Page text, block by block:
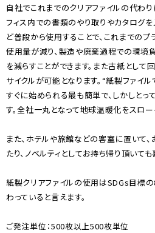
自社でこれまでのクリアファイルの代わ
フィス内での書類のやり取りやカタログ
ど普段から使用することで、これまでのプ
使用量が減り、製造や廃棄過程での環境
を減らすことができます。また古紙として
サイクルが可能となります。 “紙製ファイ
すぐに始められる最も簡単で、しかしと
す。全社一丸となって地球温暖化をスロー
また、ホテルや旅館などの客室に置いて
たり、ノベルティとしてお持ち帰り頂いても
紙製クリアファイルの使用はSDGs目標の
わっていると言えます。
ご発注単位：500枚以上500枚単位